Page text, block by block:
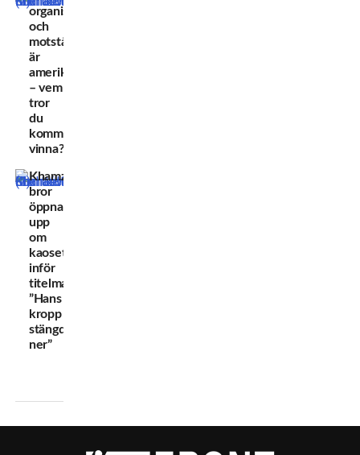
organisationen
och
motståndaren
är
amerikaner
– vem
tror
du
kommer
vinna?”
Khamzats
bror
öppnar
upp
om
kaoset
inför
titelmatchen:
”Hans
kropp
stängde
ner”